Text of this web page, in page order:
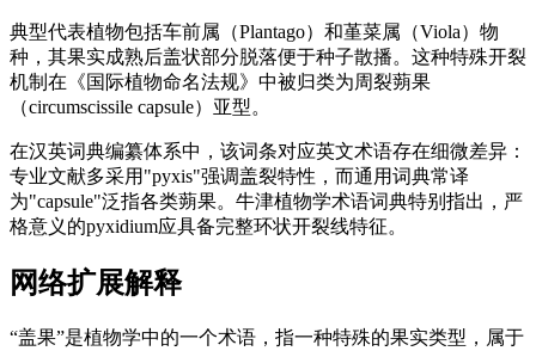
典型代表植物包括车前属（Plantago）和堇菜属（Viola）物
种，其果实成熟后盖状部分脱落便于种子散播。这种特殊开裂
机制在《国际植物命名法规》中被归类为周裂蒴果
（circumscissile capsule）亚型。
在汉英词典编纂体系中，该词条对应英文术语存在细微差异：
专业文献多采用"pyxis"强调盖裂特性，而通用词典常译
为"capsule"泛指各类蒴果。牛津植物学术语词典特别指出，严
格意义的pyxidium应具备完整环状开裂线特征。
网络扩展解释
“盖果”是植物学中的一个术语，指一种特殊的果实类型，属于